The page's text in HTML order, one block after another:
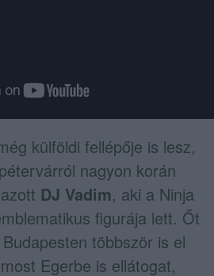
külföldi fellépője is lesz,
nagyon korán
DJ Vadim, aki a Ninja
figurája lett. Őt
többször is el
Egerbe is ellátogat,